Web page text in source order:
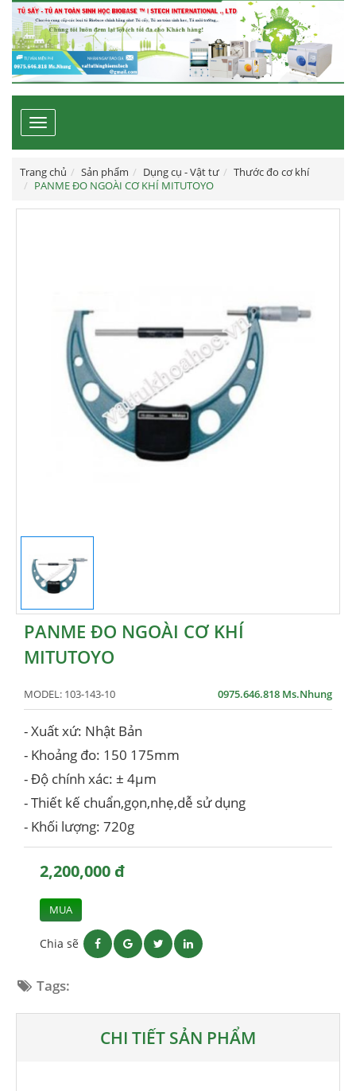
Toggle
navigation
Trang chủ Sản phẩm Dụng cụ - Vật tư
Thước đo cơ khí
PANME ĐO NGOÀI CƠ KHÍ MITUTOYO
PANME ĐO NGOÀI CƠ KHÍ
MITUTOYO
MODEL: 103-143-10 0975.646.818 Ms.Nhung
- Xuất xứ: Nhật Bản
- Khoảng đo: 150 175mm
- Độ chính xác: ± 4µm
- Thiết kế chuẩn,gọn,nhẹ,dễ sử dụng
- Khối lượng: 720g
2,200,000 đ
MUA
Chia sẽ
Tags:
CHI TIẾT SẢN PHẨM